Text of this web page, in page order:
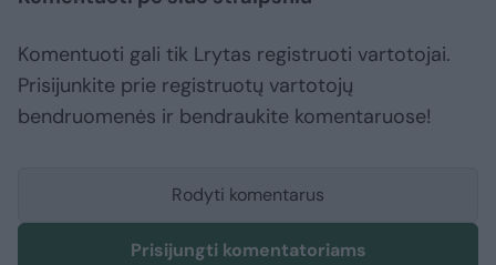
Komentuoti gali tik Lrytas registruoti vartotojai.
Prisijunkite prie registruotų vartotojų
bendruomenės ir bendraukite komentaruose!
Rodyti komentarus
Prisijungti komentatoriams